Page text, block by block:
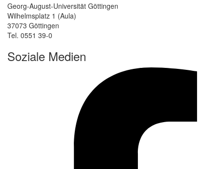
Georg-August-Universität Göttingen
Wilhelmsplatz 1 (Aula)
37073 Göttingen
Tel. 0551 39-0
Soziale Medien